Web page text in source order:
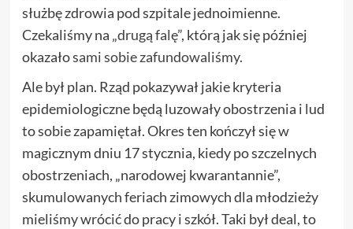
służbę zdrowia pod szpitale jednoimienne.
Czekaliśmy na „drugą falę”, którą jak się później
okazałosami sobie zafundowaliśmy.
Ale był plan. Rząd pokazywał jakie kryteria
epidemiologiczne będą luzowały obostrzenia i lud
to sobie zapamiętał. Okres ten kończył się w
magicznym dniu 17 stycznia, kiedy po szczelnych
obostrzeniach, „narodowej kwarantannie”,
skumulowanych feriach zimowych dla młodzieży
mieliśmy wrócić do pracy i szkół. Taki był deal, to